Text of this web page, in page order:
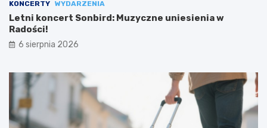
KONCERTY WYDARZENIA
Letni koncert Sonbird: Muzyczne uniesienia w
Radości!
6 sierpnia 2026